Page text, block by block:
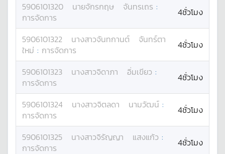
5906101320 นายจักรกฤษ จันทรเถร :
การจัดการ
4ชั่วโมง
5906101322 นางสาวจันทกานต์
จันทร์ตา
ใหม่ : การจัดการ 4ชั่วโมง
5906101323 นางสาวจิดาภา อิ่มเขียว :
การจัดการ
4ชั่วโมง
5906101324 นางสาวจิตลดา นามวัฒน์ :
การจัดการ
4ชั่วโมง
5906101325 นางสาวจิรัญญา แสงแก้ว :
การจัดการ
4ชั่วโมง